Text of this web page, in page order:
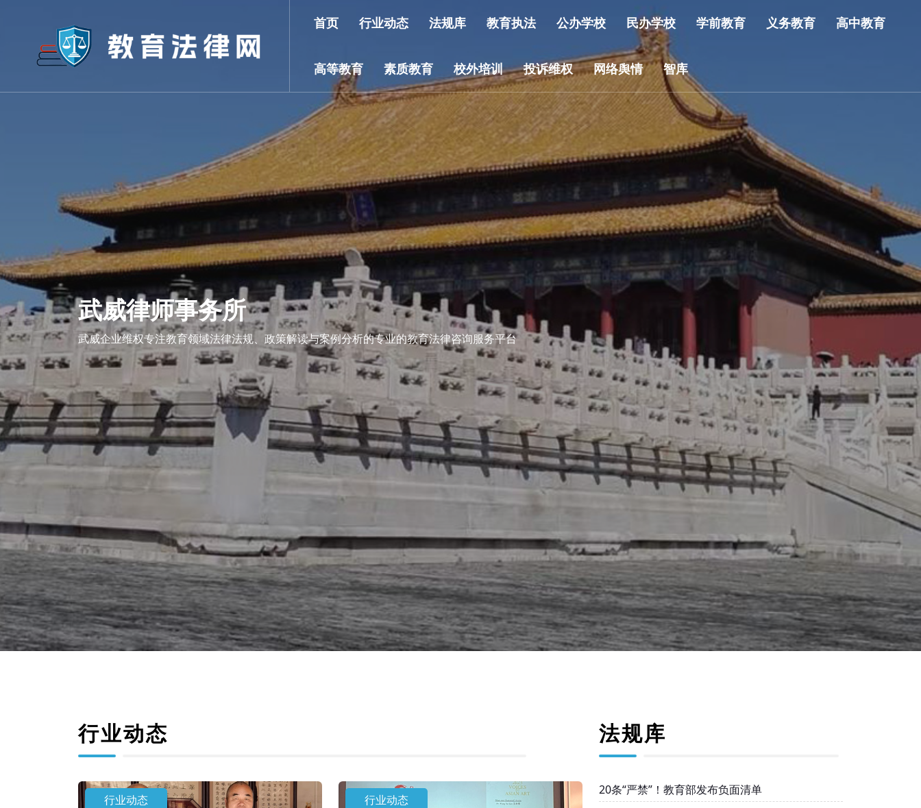
首页 行业动态 法规库 教育执法 公办学校 民办学校 学前教育 义务教育 高中教育
高等教育 素质教育 校外培训 投诉维权 网络舆情 智库
业维权武威律师事务所
武威企业维权专注教育领域法律法规、政策解读与案例分析的专业的教育法律咨询服务平台 武威律师事务所,武威法律咨询,武威
行业动态
行业动态 行业动态
法规库
20条“严禁”！教育部发布负面清单